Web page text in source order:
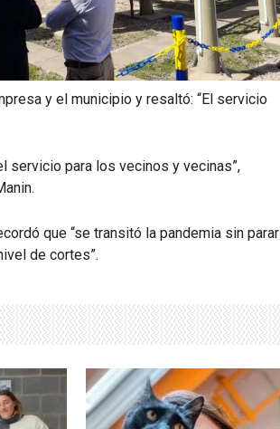
y el municipio y resaltó: “El servicio
servicio para los vecinos y vecinas”,
que “se transitó la pandemia sin parar
de cortes”.